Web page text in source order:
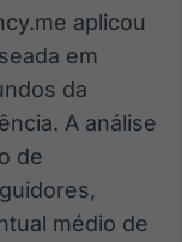
e
aplicou
em
da
A análise
de
médio de